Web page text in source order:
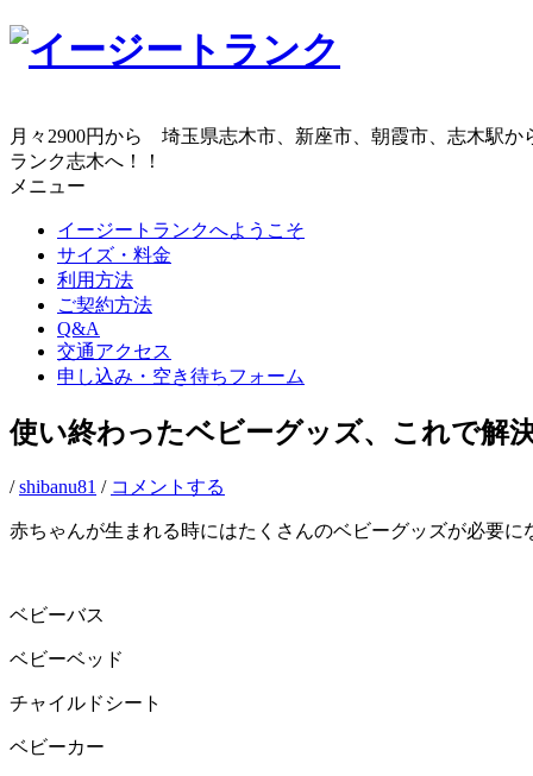
コ
ツ
へ
ス
月々2900円から 埼玉県志木市、新座市、朝霞市、志木駅
ランク志木へ！！
メニュー
イージートランクへようこそ
サイズ・料金
利用方法
ご契約方法
Q&A
交通アクセス
申し込み・空き待ちフォーム
使い終わったベビーグッズ、これで解
/shibanu81 / コメントする
赤ちゃんが生まれる時にはたくさんのベビーグッズが必要に
ベビーバス
ベビーベッド
チャイルドシート
ベビーカー